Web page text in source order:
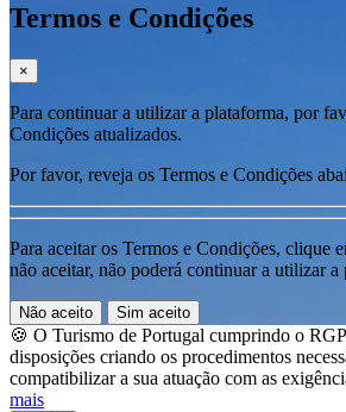
Termos e Condições
×
Para continuar a utilizar a plataforma, por
Condições atualizados.
Por favor, reveja os Termos e Condições
Para aceitar os Termos e Condições, clique
não aceitar, não poderá continuar a utilizar a
Não aceito Sim aceito
🍪 O Turismo de Portugal cumprindo o
disposições criando os procedimentos
compatibilizar a sua atuação com as
mais